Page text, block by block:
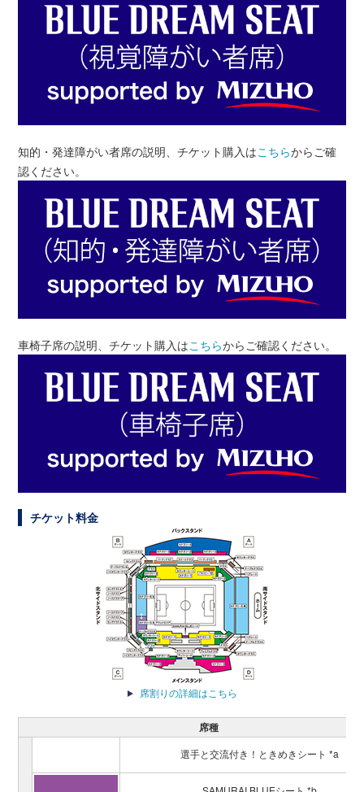
知的・発達障がい者席の説明、チケット購入はこちらからご確
認ください。
車椅子席の説明、チケット購入はこちらからご確認ください。
チケット料金
席割りの詳細はこちら
席種
選手と交流付き！ときめきシート *a